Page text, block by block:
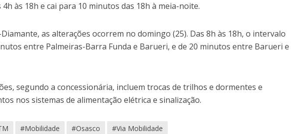
às 18h e cai para 10 minutos das 18h à meia-noite.
Diamante, as alterações ocorrem no domingo (25). Das 8h às 18h, o intervalo
entre Palmeiras-Barra Funda e Barueri, e de 20 minutos entre Barueri e
segundo a concessionária, incluem trocas de trilhos e dormentes e
nos sistemas de alimentação elétrica e sinalização.
#Mobilidade #Osasco #Via Mobilidade